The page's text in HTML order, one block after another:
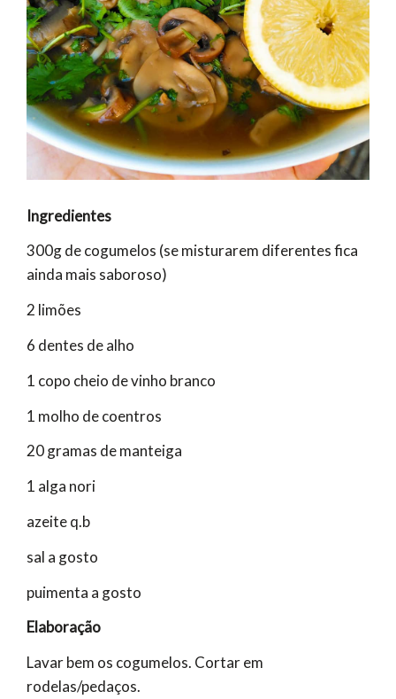
Ingredientes
300g de cogumelos (se misturarem diferentes fica
ainda mais saboroso)
2 limões
6 dentes de alho
1 copo cheio de vinho branco
1 molho de coentros
20 gramas de manteiga
1 alga nori
azeite q.b
sal a gosto
puimenta a gosto
Elaboração
Lavar bem os cogumelos. Cortar em
rodelas/pedaços.